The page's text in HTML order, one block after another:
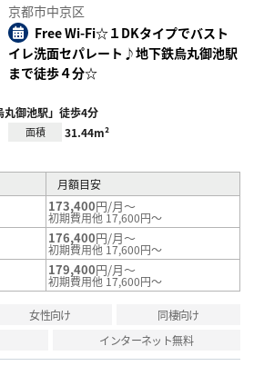
録
京都市中京区
Free Wi-Fi☆１DKタイプでバスト
イレ洗面セパレート♪地下鉄烏丸御池駅
まで徒歩４分☆
丸御池駅」徒歩4分
面積 31.44m²
月額目安
173,400円/月～
初期費用他 17,600円～
176,400円/月～
初期費用他 17,600円～
179,400円/月～
初期費用他 17,600円～
女性向け
同棲向け
インターネット無料